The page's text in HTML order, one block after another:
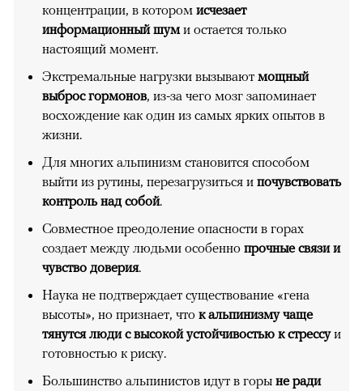
концентрации, в котором исчезает
информационный шуми остается только
настоящий момент.
Экстремальные нагрузки вызывают мощный
выброс гормонов, из-за чего мозг запоминает
восхождение как один из самых ярких опытов в
жизни.
Для многих альпинизм становится способом
выйти из рутины, перезагрузиться и почувствовать
контроль над собой.
Совместное преодоление опасности в горах
создает между людьми особенно прочные связи и
чувство доверия.
Наука не подтверждает существование «гена
высоты», но признает, что к альпинизму чаще
тянутся люди с высокой устойчивостью к стрессуи
готовностью к риску.
Большинство альпинистов идут в горы не ради